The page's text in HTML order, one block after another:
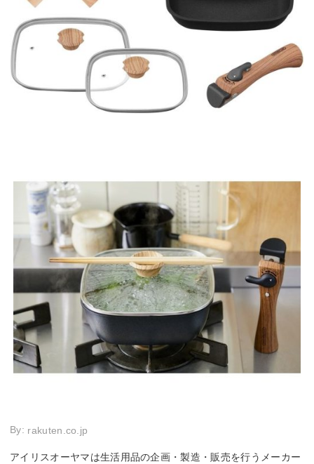
By: rakuten.co.jp
アイリスオーヤマは生活用品の企画・製造・販売を行うメーカー